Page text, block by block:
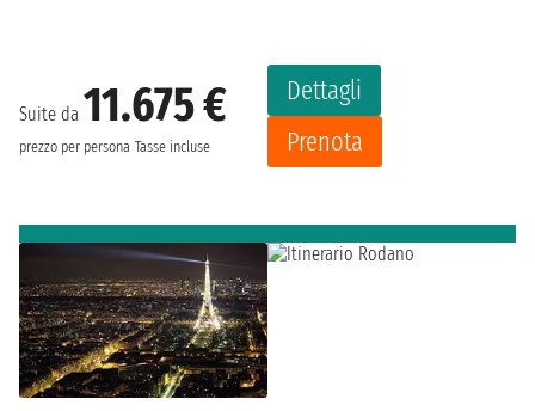
Suite da 11.675 €
prezzo per persona Tasse incluse
Dettagli
Prenota